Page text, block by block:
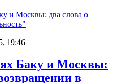
19:46
Баку и Москвы:
в